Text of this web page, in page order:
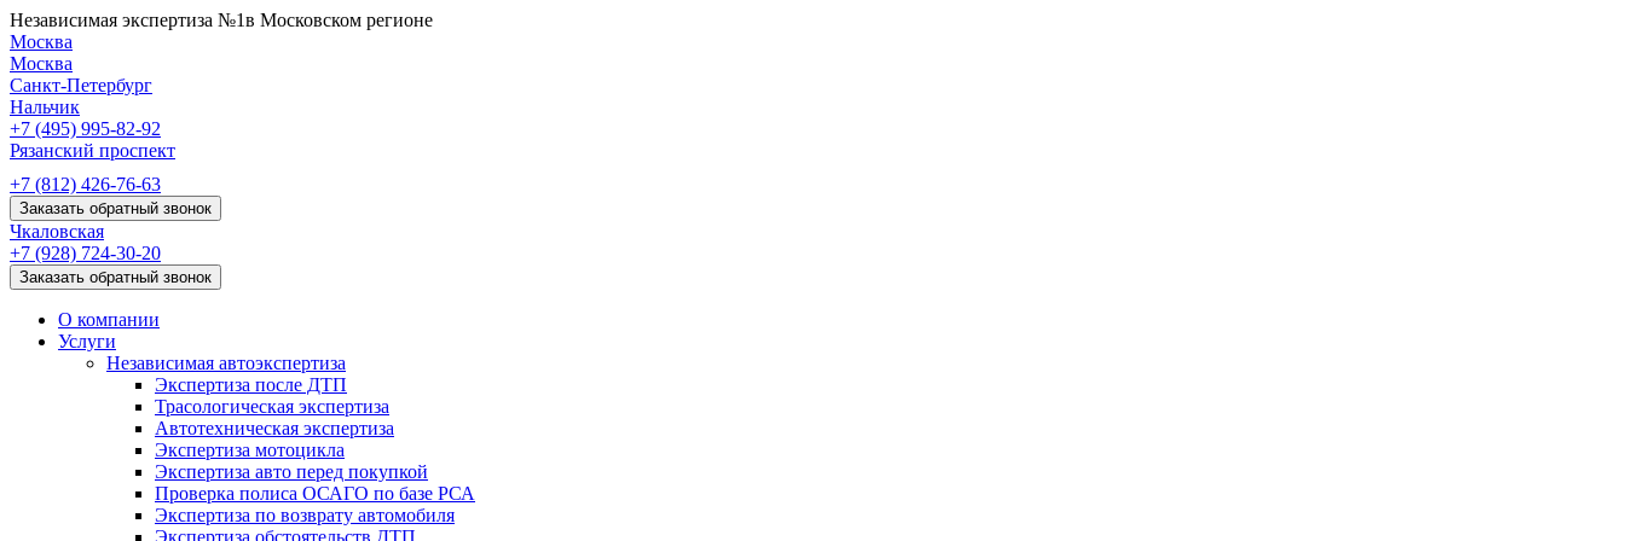
Независимая экспертиза №1в Московском регионе
Москва
Москва
Санкт-Петербург
Нальчик
+7 (495) 995-82-92
Рязанский проспект
+7 (812) 426-76-63
Заказать обратный звонок
Чкаловская
+7 (928) 724-30-20
Заказать обратный звонок
О компании
Услуги
Независимая автоэкспертиза
Экспертиза после ДТП
Трасологическая экспертиза
Автотехническая экспертиза
Экспертиза мотоцикла
Экспертиза авто перед покупкой
Проверка полиса ОСАГО по базе РСА
Экспертиза по возврату автомобиля
Экспертиза обстоятельств ДТП